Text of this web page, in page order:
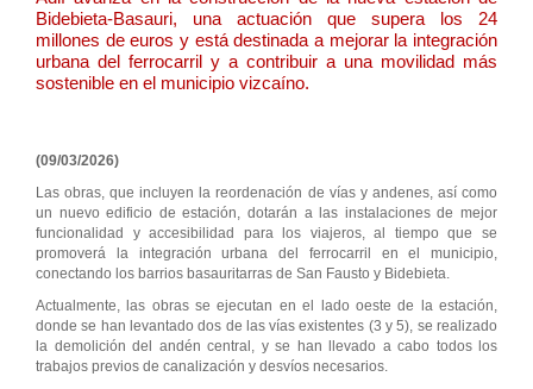
Bidebieta-Basauri, una actuación que supera los 24
millones de euros y está destinada a mejorar la integración
urbana del ferrocarril y a contribuir a una movilidad más
sostenible en el municipio vizcaíno.
(09/03/2026)
Las obras, que incluyen la reordenación de vías y andenes, así como
un nuevo edificio de estación, dotarán a las instalaciones de mejor
funcionalidad y accesibilidad para los viajeros, al tiempo que se
promoverá la integración urbana del ferrocarril en el municipio,
conectando los barrios basauritarras de San Fausto y Bidebieta.
Actualmente, las obras se ejecutan en el lado oeste de la estación,
donde se han levantado dos de las vías existentes (3 y 5), se realizado
la demolición del andén central, y se han llevado a cabo todos los
trabajos previos de canalización y desvíos necesarios.